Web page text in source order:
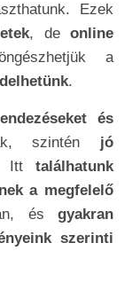
Ezek
, de online
a
.
és
szintén jó
Itt találhatunk
a megfelelő
ésgyakran
szerinti